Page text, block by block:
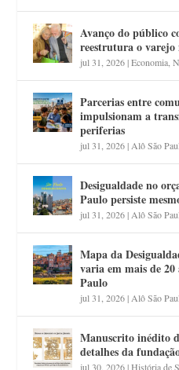
Avanço do público
reestrutura o
jul 31, 2026|Economia ,
Parcerias entre
impulsionam a
periferias
jul 31, 2026| Alô São
Desigualdade no
Paulo persiste
jul 31, 2026| Alô São
Mapa da
varia em mais de
Paulo
jul 31, 2026| Alô São
Manuscrito inédito
detalhes da
jul 30, 2026|História de